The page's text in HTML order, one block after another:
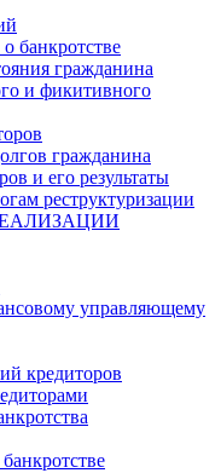
банкротстве
гражданина
и фикитивного
гражданина
и его результаты
реструктуризации
управляющему
кредиторов